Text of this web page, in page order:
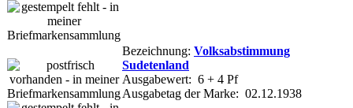
Bezeichnung: Volksabstimmung
Sudetenland
Ausgabewert: 6 + 4 Pf
Ausgabetag der Marke: 02.12.1938